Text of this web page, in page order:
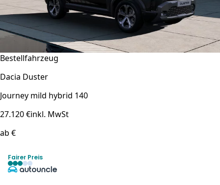
Bestellfahrzeug
Dacia Duster
Journey mild hybrid 140
27.120 €inkl. MwSt
ab €
Fairer Preis